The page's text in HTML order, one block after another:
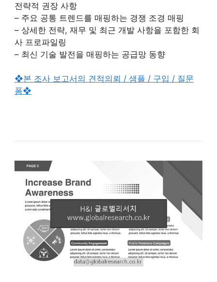
전략적 권장 사항
– 주요 공통 트렌드를 매핑하는 경쟁 조경 매핑
– 상세한 전략, 재무 및 최근 개발 사항을 포함한 회
사 프로파일링
– 최신 기술 발전을 매핑하는 공급망 동향
❖본 조사 보고서의 견적의뢰 / 샘플 / 구입 / 질문
폼❖